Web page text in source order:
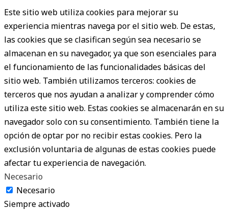
Este sitio web utiliza cookies para mejorar su
experiencia mientras navega por el sitio web. De estas,
las cookies que se clasifican según sea necesario se
almacenan en su navegador, ya que son esenciales para
el funcionamiento de las funcionalidades básicas del
sitio web. También utilizamos terceros: cookies de
terceros que nos ayudan a analizar y comprender cómo
utiliza este sitio web. Estas cookies se almacenarán en su
navegador solo con su consentimiento. También tiene la
opción de optar por no recibir estas cookies. Pero la
exclusión voluntaria de algunas de estas cookies puede
afectar tu experiencia de navegación.
Necesario
Necesario
Siempre activado